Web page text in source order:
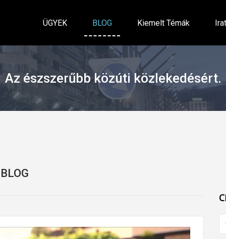
ÜGYEK BLOG Kiemelt Témák
Az észszerűbb közúti közlekedésért.
BLOG